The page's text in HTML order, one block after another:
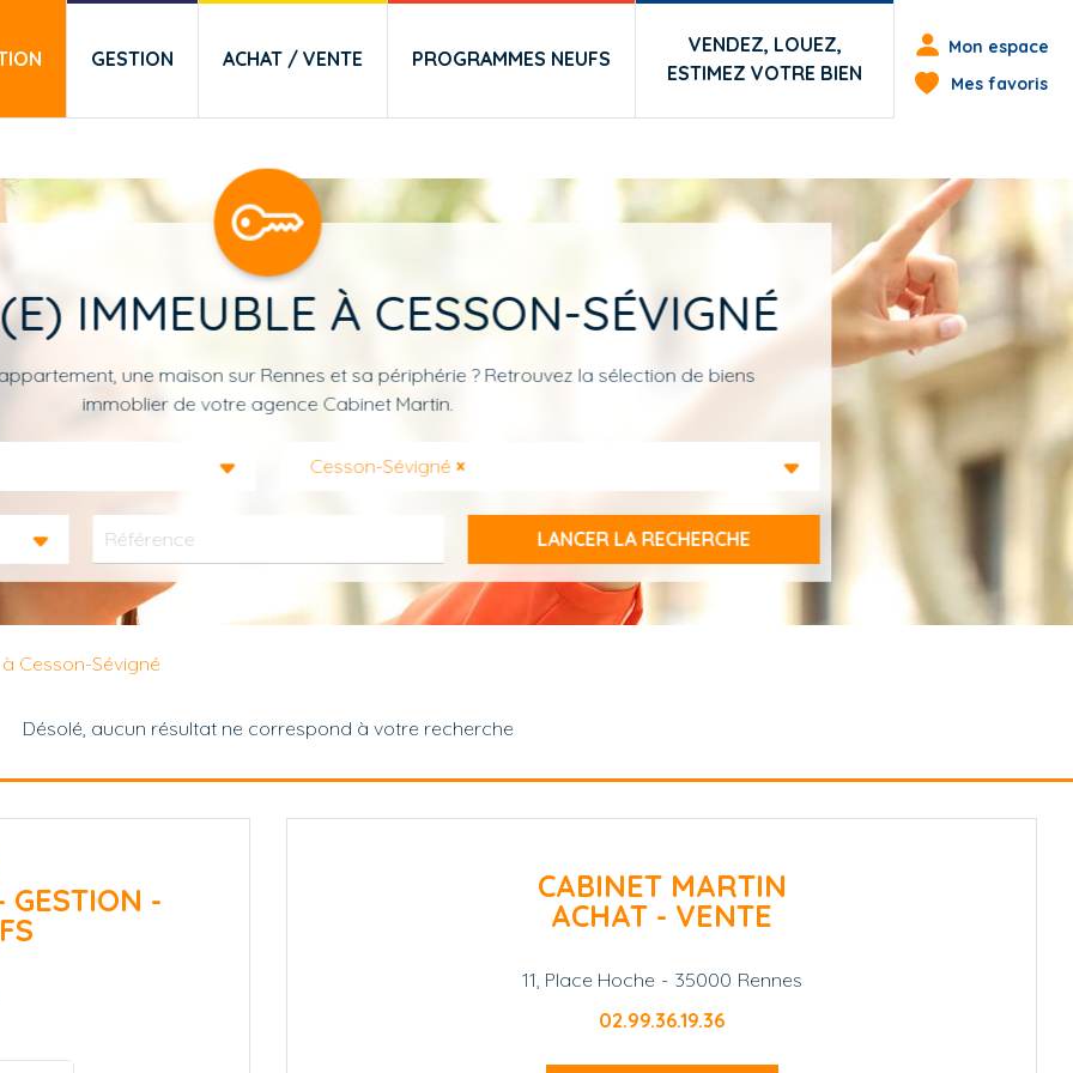
GESTION ACHAT / VENTE PROGRAMMES NEUFS
VENDEZ, LOUEZ,
ESTIMEZ VOTRE BIEN
Menu
Mon espace
Mes favoris
IMMEUBLE À CESSON-SÉVIGNÉ
une maison sur Rennes et sa périphérie ? Retrouvez la sélection de biens
immoblier de votre agence Cabinet Martin.
×
Cesson-Sévigné
Cesson-Sévigné
Désolé, aucun résultat ne correspond à votre recherche
GESTION -
CABINET MARTIN
ACHAT - VENTE
11, Place Hoche - 35000 Rennes
02.99.36.19.36